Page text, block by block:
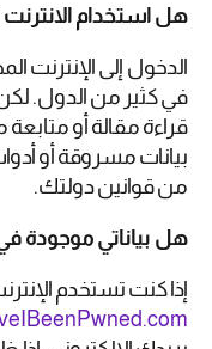
هل استخدام
الدخول إلى الإنترنت
في كثير من الدول.
قراءة مقالة أو
بيانات مسروقة أو
من قوانين دولتك.
هل بياناتي موجودة
إذا كنت تستخدم